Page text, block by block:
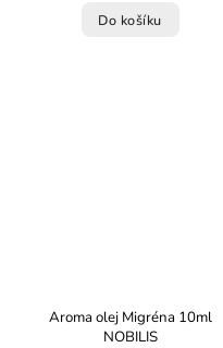
Do košíku
Aroma olej Migréna 10ml
NOBILIS